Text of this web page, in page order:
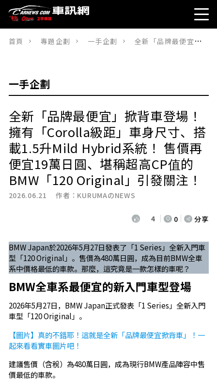
首頁 專題企劃 一手企劃 全新「品牌最便宜」掀背車登場！ 擁有「Corolla級距」車身尺寸、搭載1.5升Mild Hybrid系統！ 售價再便宜19萬日圓、堪稱超高CP值的BMW「120 Original」引發關注！
一手企劃
全新「品牌最便宜」掀背車登場！
擁有「Corolla級距」車身尺寸、搭
載1.5升Mild Hybrid系統！ 售價再
便宜19萬日圓、堪稱超高CP值的
BMW「120 Original」引發關注！
2026.06.21 作者： KURUMAのNEWS
4 0 分享
BMW Japan於2026年5月27日發表了「1 Series」全新入門車
型「120 Original」。售價為480萬日圓，成為目前BMW全車
系中價格最低的車款。那麼，這究竟是一款怎樣的車呢？
BMW全車系最便宜的新入門車型登場
2026年5月27日，BMW Japan正式發表「1 Series」全新入門
車型「120 Original」。
【圖片】真的不錯耶！這就是全新「品牌最便宜掀背車」！一
起來看看實車圖片吧！
建議售價（含稅）為480萬日圓，成為現行BMW產品陣容中售
價最低的車款。